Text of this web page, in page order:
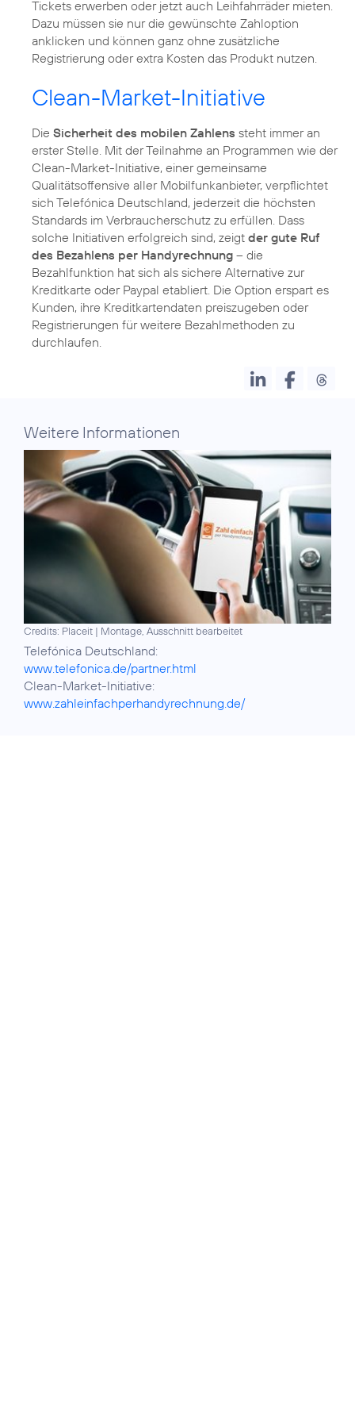
Tickets erwerben oder jetzt auch Leihfahrräder mieten.
Dazu müssen sie nur die gewünschte Zahloption
anklicken und können ganz ohne zusätzliche
Registrierung oder extra Kosten das Produkt nutzen.
Clean-Market-Initiative
Die Sicherheit des mobilen Zahlens steht immer an
erster Stelle. Mit der Teilnahme an Programmen wie der
Clean-Market-Initiative, einer gemeinsame
Qualitätsoffensive aller Mobilfunkanbieter, verpflichtet
sich Telefónica Deutschland, jederzeit die höchsten
Standards im Verbraucherschutz zu erfüllen. Dass
solche Initiativen erfolgreich sind, zeigt der gute Ruf
des Bezahlens per Handyrechnung – die
Bezahlfunktion hat sich als sichere Alternative zur
Kreditkarte oder Paypal etabliert. Die Option erspart es
Kunden, ihre Kreditkartendaten preiszugeben oder
Registrierungen für weitere Bezahlmethoden zu
durchlaufen.
Weitere Informationen
Credits: Placeit | Montage, Ausschnitt bearbeitet
Telefónica Deutschland:
www.telefonica.de/partner.html
Clean-Market-Initiative:
www.zahleinfachperhandyrechnung.de/